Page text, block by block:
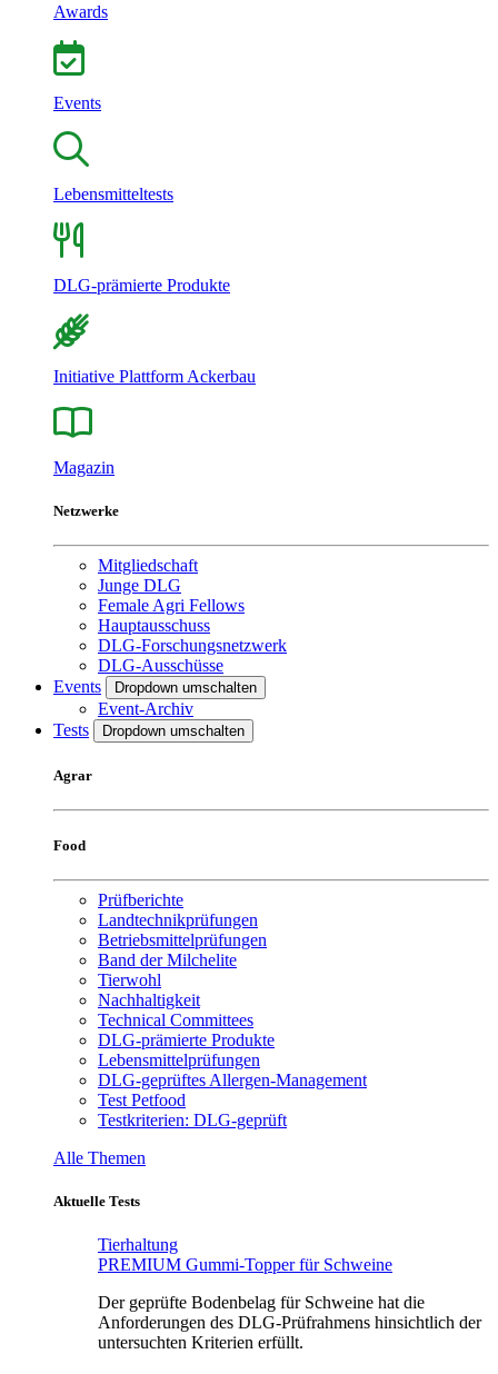
Awards
Events
Lebensmitteltests
DLG-prämierte Produkte
Initiative Plattform Ackerbau
Magazin
Netzwerke
Mitgliedschaft
Junge DLG
Female Agri Fellows
Hauptausschuss
DLG-Forschungsnetzwerk
DLG-Ausschüsse
Events
Dropdown umschalten
Event-Archiv
Tests
Dropdown umschalten
Agrar
Food
Prüfberichte
Landtechnikprüfungen
Betriebsmittelprüfungen
Band der Milchelite
Tierwohl
Nachhaltigkeit
Technical Committees
DLG-prämierte Produkte
Lebensmittelprüfungen
DLG-geprüftes Allergen-Management
Test Petfood
Testkriterien: DLG-geprüft
Alle Themen
Aktuelle Tests
Tierhaltung
PREMIUM Gummi-Topper für Schweine
Der geprüfte Bodenbelag für Schweine hat die
Anforderungen des DLG-Prüfrahmens hinsichtlich der
untersuchten Kriterien erfüllt.